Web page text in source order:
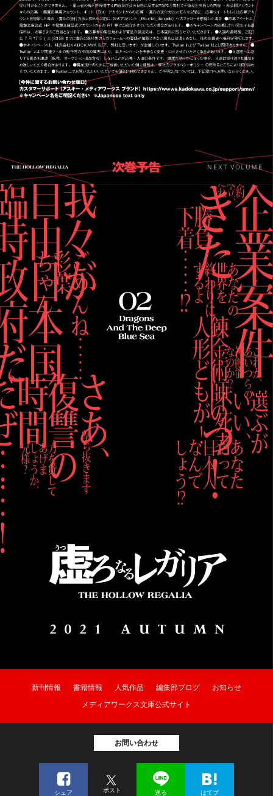
新刊情報 書籍情報 人気作品 編集部ブログ
お知らせ
メディアワークス文庫公式サイト
お問い合わせ
シェア ポスト 送る はてブ